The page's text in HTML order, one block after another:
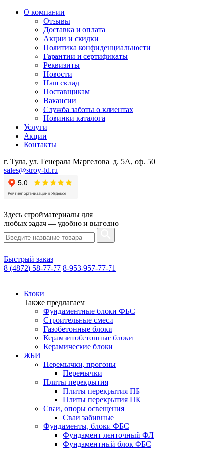
О компании
Отзывы
Доставка и оплата
Акции и скидки
Политика конфиденциальности
Гарантии и сертификаты
Реквизиты
Новости
Наш склад
Поставщикам
Вакансии
Служба заботы о клиентах
Новинки каталога
Услуги
Акции
Контакты
г. Тула, ул. Генерала Маргелова, д. 5А, оф. 50
sales@stroy-id.ru
Здесь стройматериалы для
любых задач — удобно и выгодно
Быстрый заказ
8 (4872) 58-77-77 8-953-957-77-71
Блоки
Также предлагаем
Фундаментные блоки ФБС
Строительные смеси
Газобетонные блоки
Керамзитобетонные блоки
Керамические блоки
ЖБИ
Перемычки, прогоны
Перемычки
Плиты перекрытия
Плиты перекрытия ПБ
Плиты перекрытия ПК
Сваи, опоры освещения
Сваи забивные
Фундаменты, блоки ФБС
Фундамент ленточный ФЛ
Фундаментный блок ФБС